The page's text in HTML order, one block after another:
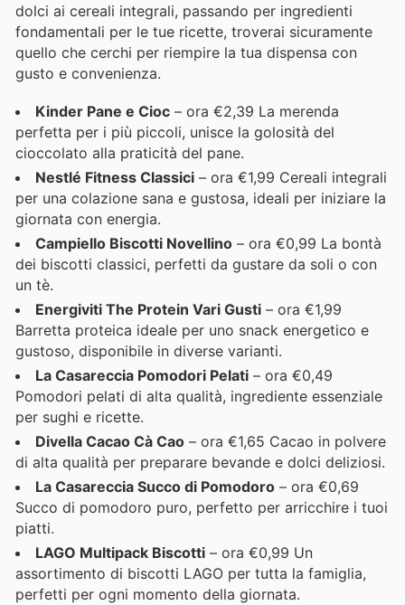
dolci ai cereali integrali, passando per ingredienti
fondamentali per le tue ricette, troverai sicuramente
quello che cerchi per riempire la tua dispensa con
gusto e convenienza.
Kinder Pane e Cioc – ora €2,39 La merenda
perfetta per i più piccoli, unisce la golosità del
cioccolato alla praticità del pane.
Nestlé Fitness Classici – ora €1,99 Cereali integrali
per una colazione sana e gustosa, ideali per iniziare la
giornata con energia.
Campiello Biscotti Novellino – ora €0,99 La bontà
dei biscotti classici, perfetti da gustare da soli o con
un tè.
Energiviti The Protein Vari Gusti – ora €1,99
Barretta proteica ideale per uno snack energetico e
gustoso, disponibile in diverse varianti.
La Casareccia Pomodori Pelati – ora €0,49
Pomodori pelati di alta qualità, ingrediente essenziale
per sughi e ricette.
Divella Cacao Cà Cao – ora €1,65 Cacao in polvere
di alta qualità per preparare bevande e dolci deliziosi.
La Casareccia Succo di Pomodoro – ora €0,69
Succo di pomodoro puro, perfetto per arricchire i tuoi
piatti.
LAGO Multipack Biscotti – ora €0,99 Un
assortimento di biscotti LAGO per tutta la famiglia,
perfetti per ogni momento della giornata.